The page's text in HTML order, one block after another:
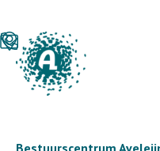
Bestuurscentrum